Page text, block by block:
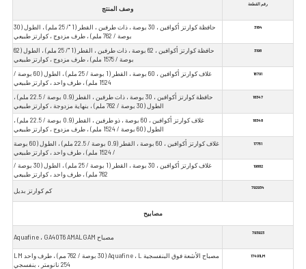
رقم القطعة
وصف المنتج
3184
حافظة كوارتز أكوافين ، 30 بوصة ، ذات طرفين ، القطر (1 "/ 25 ملم) ، الطول (30
بوصة / 762 ملم) ، طرف مزدوج ، كوارتز طبيعي
3198
حافظة كوارتز أكوافين ، 62 بوصة ، ذات طرفين ، القطر (1 "/ 25 ملم) ، الطول (62
بوصة / 1575 ملم) ، طرف مزدوج ، كوارتز طبيعي
16791
غلاف كوارتز أكوافين ، 60 بوصة ، القطر (1 بوصة / 25 ملم) ، الطول (60 بوصة /
1524 ملم) ، طرف واحد ، كوارتز طبيعي
18347
حافظة كوارتز أكوافين ، 30 بوصة ، ذات طرفين ، القطر (0.9 بوصة / 22.5 ملم) ،
الطول (30 بوصة / 762 ملم) ، بنهاية مزدوجة ، كوارتز طبيعي
18348
غلاف كوارتز أكوافين ، 60 بوصة ، ذو طرفين ، القطر (0.9 بوصة / 22.5 ملم) ،
الطول (60 بوصة / 1524 ملم) ، طرف مزدوج ، كوارتز طبيعي
17751
غلاف كوارتز أكوافين ، 60 بوصة ، القطر (0.9 بوصة / 22.5 ملم) ، الطول (60 بوصة
/ 1524 ملم) ، طرف واحد ، كوارتز طبيعي
19882
غلاف كوارتز أكوافين ، 30 بوصة ، القطر (1 بوصة / 25 ملم) ، الطول (30 بوصة /
762 ملم) ، طرف واحد ، كوارتز طبيعي
792934 كم كوارتز بديل
مصابيح
793923
مصباح Aquafine ، GA40T6 AMALGAM
17491LM
مصباح الأشعة فوق البنفسجية Aquafine ، L (30 بوصة / 762 مم) ، طرف واحد LM
254 نانومتر ، بنفسجي